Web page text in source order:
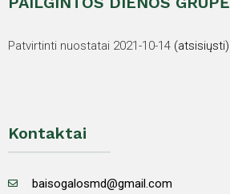
Patvirtinti nuostatai 2021-10-14 (atsisiųsti)
Kontaktai
baisogalosmd@gmail.com